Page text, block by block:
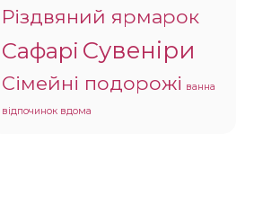
Різдвяний ярмарок
Сафарі Сувеніри
Сімейні подорожі ванна
відпочинок вдома